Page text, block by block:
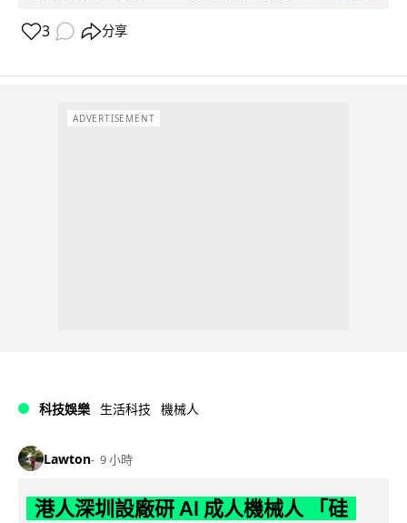
3 分享
ADVERTISEMENT
科技娛樂 生活科技 機械人
Lawton 9 小時
港人深圳設廠研 AI 成人機械人 「硅